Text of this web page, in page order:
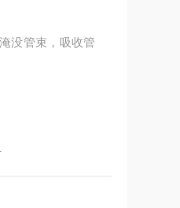
没管束，吸收管